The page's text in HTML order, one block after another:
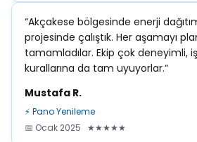
“Akçakese bölgesinde enerji
projesinde çalıştık. Her aşamayı
tamamladılar. Ekip çok deneyimli,
kurallarına da tam uyuyorlar.”
Mustafa R.
⚡ Pano Yenileme
📅 Ocak 2025 ★★★★★